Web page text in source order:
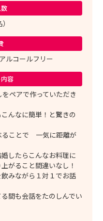
コールフリー
容
ペアで作っていただき
んなに簡単！と驚きの
ることで 一気に距離が
したらこんなお料理に
がること間違いなし！
みながら１対１でお話
間も会話をたのしんでい